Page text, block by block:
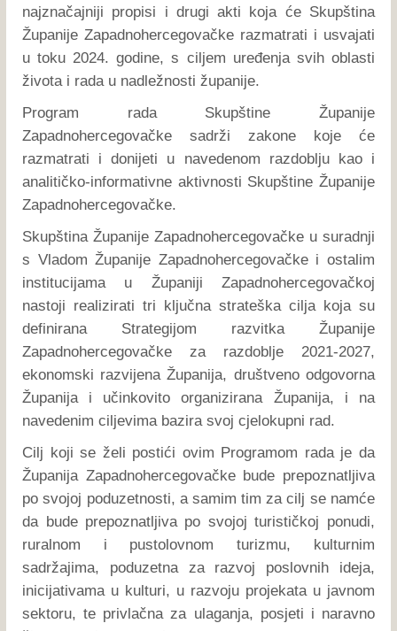
najznačajniji propisi i drugi akti koja će Skupština
Županije Zapadnohercegovačke razmatrati i usvajati
u toku 2024. godine, s ciljem uređenja svih oblasti
života i rada u nadležnosti županije.
Program rada Skupštine Županije
Zapadnohercegovačke sadrži zakone koje će
razmatrati i donijeti u navedenom razdoblju kao i
analitičko-informativne aktivnosti Skupštine Županije
Zapadnohercegovačke.
Skupština Županije Zapadnohercegovačke u suradnji
s Vladom Županije Zapadnohercegovačke i ostalim
institucijama u Županiji Zapadnohercegovačkoj
nastoji realizirati tri ključna strateška cilja koja su
definirana Strategijom razvitka Županije
Zapadnohercegovačke za razdoblje 2021-2027,
ekonomski razvijena Županija, društveno odgovorna
Županija i učinkovito organizirana Županija, i na
navedenim ciljevima bazira svoj cjelokupni rad.
Cilj koji se želi postići ovim Programom rada je da
Županija Zapadnohercegovačke bude prepoznatljiva
po svojoj poduzetnosti, a samim tim za cilj se namće
da bude prepoznatljiva po svojoj turističkoj ponudi,
ruralnom i pustolovnom turizmu, kulturnim
sadržajima, poduzetna za razvoj poslovnih ideja,
inicijativama u kulturi, u razvoju projekata u javnom
sektoru, te privlačna za ulaganja, posjeti i naravno